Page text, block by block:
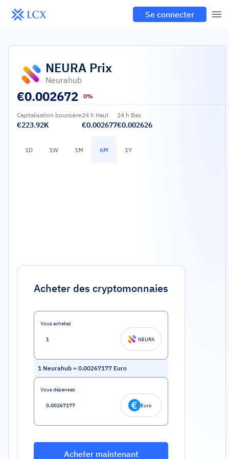
Se connecter
NEURA Prix
Neurahub
€0.002672 0%
Capitalisation boursière
€223.92K
24 h Haut
€0.002677
24 h Bas
€0.002626
1D 1W 1M 6M 1Y
Acheter des cryptomonnaies
Vous achetez
NEURA
1 Neurahub = 0.00267177 Euro
Vous dépensez
Euro
Acheter maintenant